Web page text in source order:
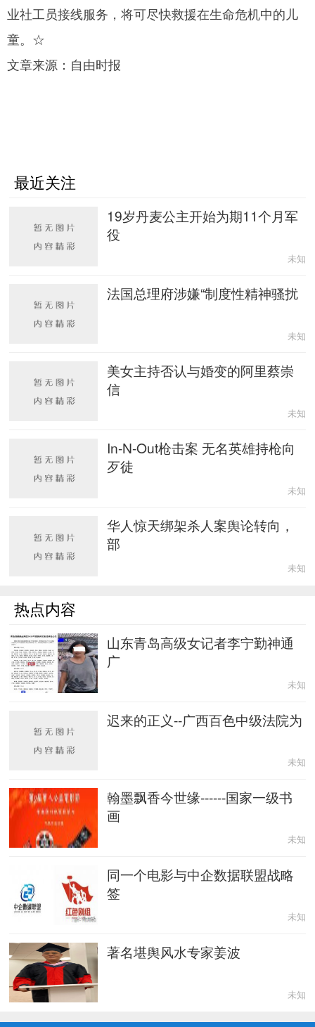
业社工员接线服务，将可尽快救援在生命危机中的儿
童。☆
文章来源：自由时报
最近关注
19岁丹麦公主开始为期11个月军
役
未知
法国总理府涉嫌“制度性精神骚扰
未知
美女主持否认与婚变的阿里蔡崇
信
未知
In-N-Out枪击案 无名英雄持枪向
歹徒
未知
华人惊天绑架杀人案舆论转向，
部
未知
热点内容
山东青岛高级女记者李宁勤神通
广
未知
迟来的正义--广西百色中级法院为
未知
翰墨飘香今世缘------国家一级书
画
未知
同一个电影与中企数据联盟战略
签
未知
著名堪舆风水专家姜波
未知